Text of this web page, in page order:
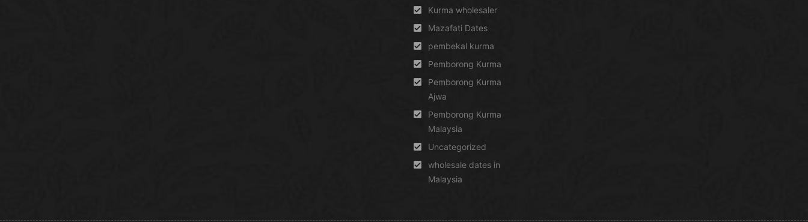
Kurma wholesaler
Mazafati Dates
pembekal kurma
Pemborong Kurma
Pemborong Kurma
Ajwa
Pemborong Kurma
Malaysia
Uncategorized
wholesale dates in
Malaysia